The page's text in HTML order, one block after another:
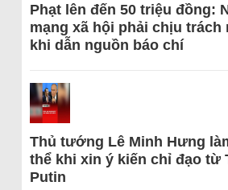
Phạt lên đến 50 triệu đồng:
mạng xã hội phải chịu trách
khi dẫn nguồn báo chí
Thủ tướng Lê Minh Hưng
thể khi xin ý kiến chỉ đạo từ
Putin